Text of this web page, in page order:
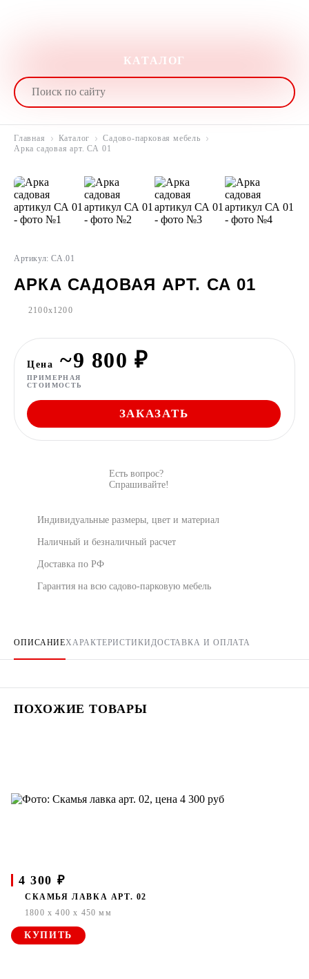
КАТАЛОГ
Главная Каталог
Садово-парковая мебель
Арка садовая арт. СА 01
Артикул: СА.01
АРКА САДОВАЯ АРТ. СА 01
2100x1200
ЗАКАЗАТЬ
Цена ~9 800 ₽
ПРИМЕРНАЯ
СТОИМОСТЬ
Есть вопрос?
Спрашивайте!
Индивидуальные размеры, цвет и материал
Наличный и безналичный расчет
Доставка по РФ
Гарантия на всю садово-парковую мебель
ОПИСАНИЕХАРАКТЕРИСТИКИДОСТАВКА И ОПЛАТА
ПОХОЖИЕ ТОВАРЫ
4 300 ₽
СКАМЬЯ ЛАВКА АРТ. 02
1800 x 400 x 450 мм
КУПИТЬ